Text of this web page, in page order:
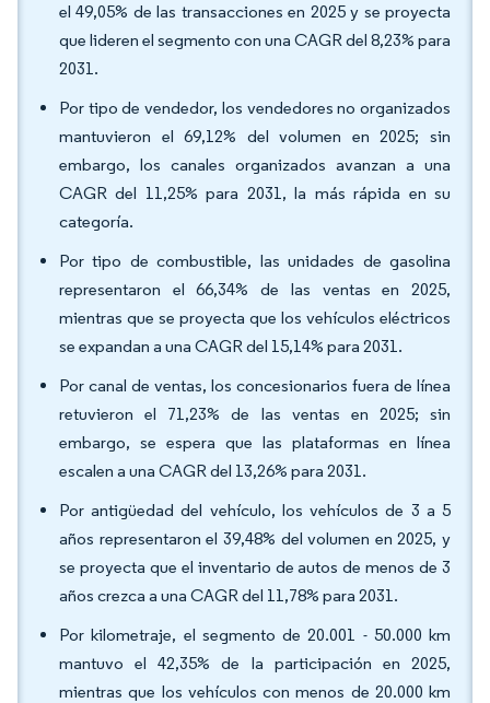
el 49,05% de las transacciones en 2025 y se proyecta
que lideren el segmento con una CAGR del 8,23% para
2031.
Por tipo de vendedor, los vendedores no organizados
mantuvieron el 69,12% del volumen en 2025; sin
embargo, los canales organizados avanzan a una
CAGR del 11,25% para 2031, la más rápida en su
categoría.
Por tipo de combustible, las unidades de gasolina
representaron el 66,34% de las ventas en 2025,
mientras que se proyecta que los vehículos eléctricos
se expandan a una CAGR del 15,14% para 2031.
Por canal de ventas, los concesionarios fuera de línea
retuvieron el 71,23% de las ventas en 2025; sin
embargo, se espera que las plataformas en línea
escalen a una CAGR del 13,26% para 2031.
Por antigüedad del vehículo, los vehículos de 3 a 5
años representaron el 39,48% del volumen en 2025, y
se proyecta que el inventario de autos de menos de 3
años crezca a una CAGR del 11,78% para 2031.
Por kilometraje, el segmento de 20.001 - 50.000 km
mantuvo el 42,35% de la participación en 2025,
mientras que los vehículos con menos de 20.000 km